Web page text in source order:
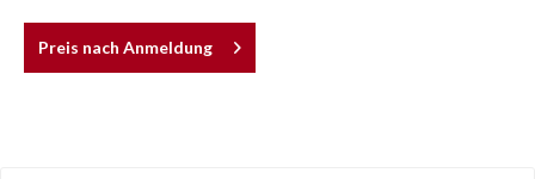
Preis nach Anmeldung